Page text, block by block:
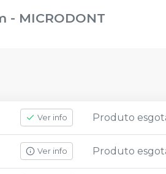
- MICRODONT
Ver info Produto
Ver info Produto